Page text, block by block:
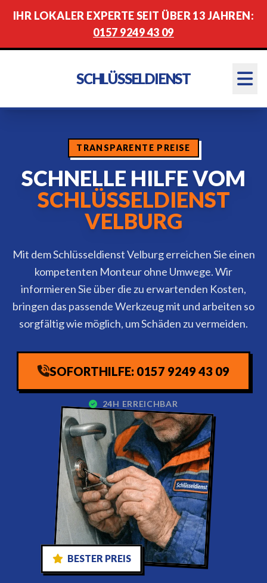
IHR LOKALER EXPERTE SEIT ÜBER 13 JAHREN:
0157 9249 43 09
SCHLÜSSELDIENST
TRANSPARENTE PREISE
SCHNELLE HILFE VOM
SCHLÜSSELDIENST
VELBURG
Mit dem Schlüsseldienst Velburg erreichen Sie einen
kompetenten Monteur ohne Umwege. Wir
informieren Sie über die zu erwartenden Kosten,
bringen das passende Werkzeug mit und arbeiten so
sorgfältig wie möglich, um Schäden zu vermeiden.
SOFORTHILFE: 0157 9249 43 09
24H ERREICHBAR
BESTER PREIS